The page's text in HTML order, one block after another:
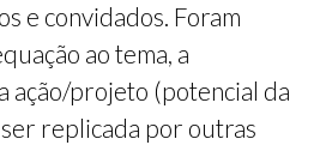
e convidados. Foram
ao tema, a
ação/projeto (potencial da
replicada por outras